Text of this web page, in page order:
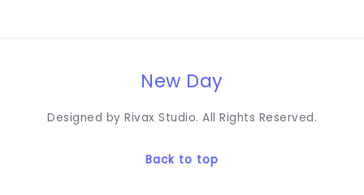
New Day
Designed by Rivax Studio. All Rights Reserved.
Back to top